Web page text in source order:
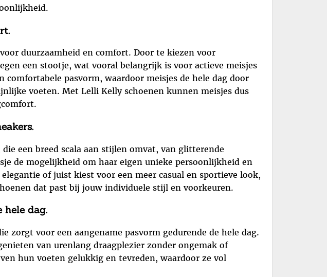
duurzaamheid en comfort. Door te kiezen voor
een stootje, wat vooral belangrijk is voor actieve meisjes
comfortabele pasvorm, waardoor meisjes de hele dag door
voeten. Met Lelli Kelly schoenen kunnen meisjes dus
een breed scala aan stijlen omvat, van glitterende
de mogelijkheid om haar eigen unieke persoonlijkheid en
of juist kiest voor een meer casual en sportieve look,
dat past bij jouw individuele stijl en voorkeuren.
hele dag.
zorgt voor een aangename pasvorm gedurende de hele dag.
van urenlang draagplezier zonder ongemak of
hun voeten gelukkig en tevreden, waardoor ze vol